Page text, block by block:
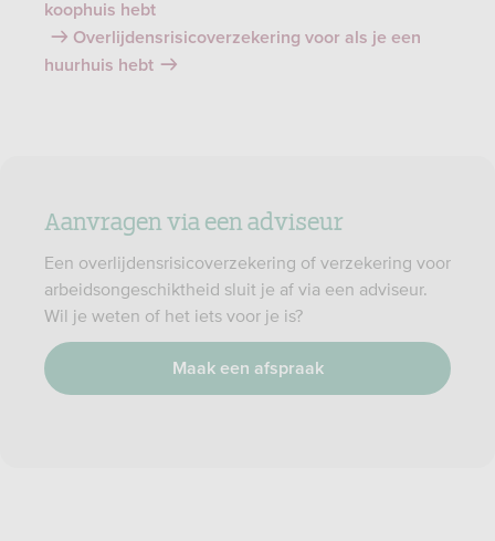
koophuis hebt
Overlijdensrisicoverzekering voor als je een
huurhuis hebt
Aanvragen via een adviseur
Een overlijdensrisicoverzekering of verzekering voor
arbeidsongeschiktheid sluit je af via een adviseur.
Wil je weten of het iets voor je is?
Maak een afspraak